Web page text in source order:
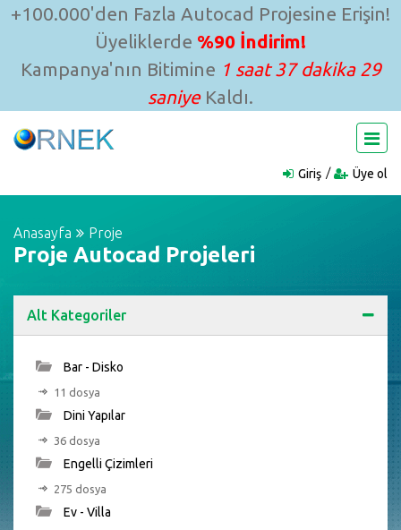
+100.000'den Fazla Autocad Projesine Erişin!
Üyeliklerde %90 İndirim!
Kampanya'nın Bitimine 1 saat 37 dakika 28
saniyeKaldı.
Giriş Üye ol
Anasayfa Proje
Proje Autocad Projeleri
Alt Kategoriler
Bar - Disko
11 dosya
Dini Yapılar
36 dosya
Engelli Çizimleri
275 dosya
Ev - Villa